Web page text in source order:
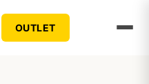
OUTLET